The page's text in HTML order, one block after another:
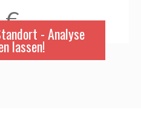
€ - Analyse
lassen!